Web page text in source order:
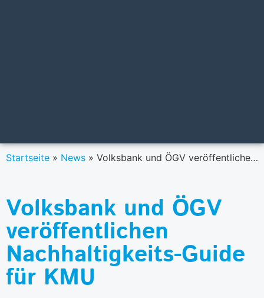
Startseite » News » Volksbank und ÖGV veröffentlichen Nachhaltigkeits-Guide für KMU
Volksbank und ÖGV
veröffentlichen
Nachhaltigkeits-Guide
für KMU